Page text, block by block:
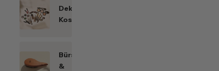
Dekorative
Kosmetik
Bürsten
&